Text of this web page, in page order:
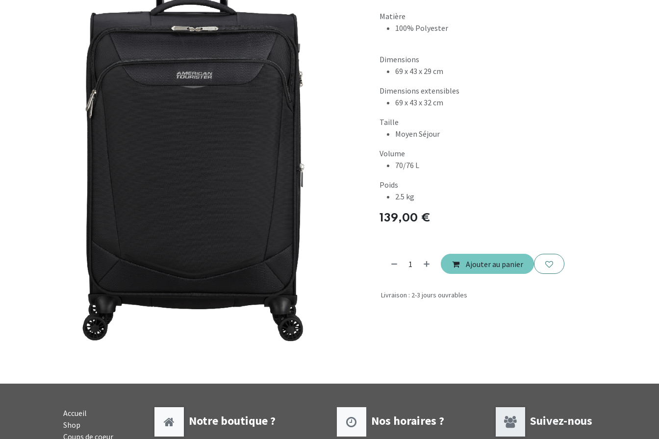
Matière
100% Polyester
Dimensions
69 x 43 x 29 cm
Dimensions extensibles
69 x 43 x 32 cm
Taille
Moyen Séjour
Volume
70/76 L
Poids
2.5 kg
139,00 €
Ajouter au panier
Livraison : 2-3 jours ouvrables
Accueil
Shop
Coups de coeur
Notre boutique ? Nos horaires ? Suivez-nous